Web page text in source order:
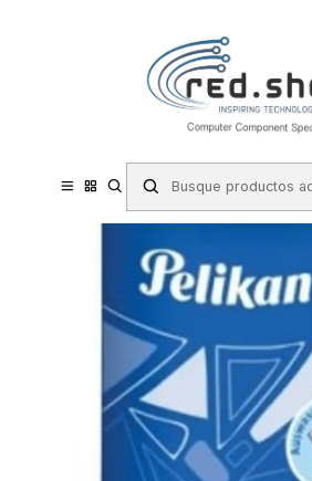
Haga Click Aqui
Papelería y Material de oficina
Pelikan Pelifix Pegamento en Barra 40gr -
Cartulina, Fotografias etc... - Facil Apertura